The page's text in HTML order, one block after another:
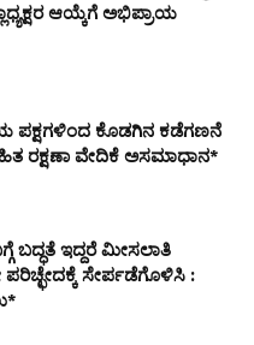
ಆಯ್ಕೆಗೆ ಅಭಿಪ್ರಾಯ
ಪಕ್ಷಗಳಿಂದ ಕೊಡಗಿನ ಕಡೆಗಣನೆ
ರಕ್ಷಣಾ ವೇದಿಕೆ ಅಸಮಾಧಾನ*
ಬದ್ಧತೆ ಇದ್ದರೆ ಮೀಸಲಾತಿ
ಪರಿಚ್ಛೇದಕ್ಕೆ ಸೇರ್ಪಡೆಗೊಳಿಸಿ :